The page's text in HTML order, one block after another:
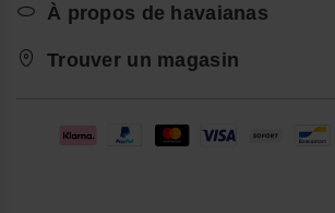
À propos de havaianas
Trouver un magasin